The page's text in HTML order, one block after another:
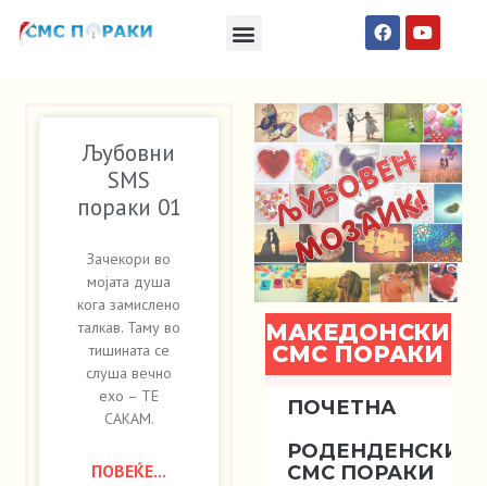
Љубовни
SMS
пораки 01
Зачекори во
мојата душа
кога замислено
талкав. Таму во
тишината се
слуша вечно
ехо – ТЕ
САКАМ.
ПОВЕЌЕ...
МАКЕДОНСКИ
СМС ПОРАКИ
ПОЧЕТНА
РОДЕНДЕНСКИ
СМС ПОРАКИ